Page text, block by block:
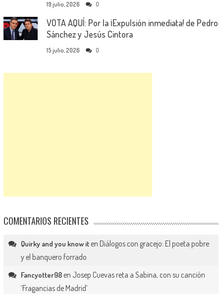
19 julio, 2026 0
VOTA AQUÍ: Por la ¡Expulsión inmediata! de Pedro
Sánchez y Jesús Cintora
15 julio, 2026 0
COMENTARIOS RECIENTES
Quirky and you know iten Diálogos con gracejo: El poeta pobre
y el banquero forrado
Fancyotter98en Josep Cuevas reta a Sabina, con su canción
‘Fragancias de Madrid’